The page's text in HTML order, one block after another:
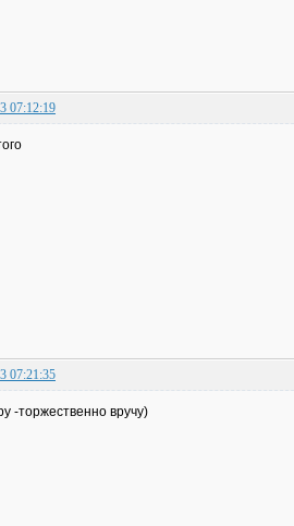
07:12:19
07:21:35
-торжественно вручу)